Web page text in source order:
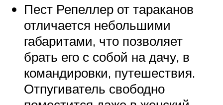
Пест Репеллер от тараканов
отличается небольшими
габаритами, что позволяет
брать его с собой на дачу, в
командировки, путешествия.
Отпугиватель свободно